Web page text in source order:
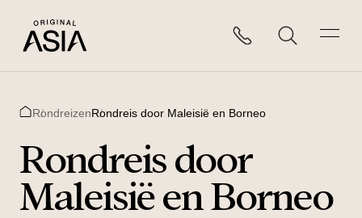
RondreizenRondreis door Maleisië en Borneo
Rondreis door
Maleisië en Borneo